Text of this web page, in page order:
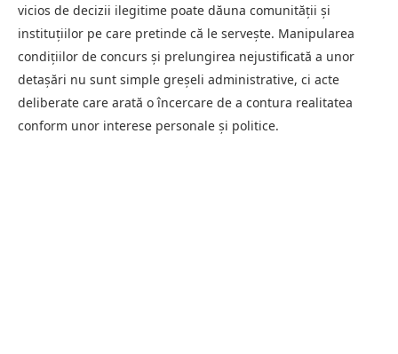
vicios de decizii ilegitime poate dăuna comunității și
instituțiilor pe care pretinde că le servește. Manipularea
condițiilor de concurs și prelungirea nejustificată a unor
detașări nu sunt simple greșeli administrative, ci acte
deliberate care arată o încercare de a contura realitatea
conform unor interese personale și politice.